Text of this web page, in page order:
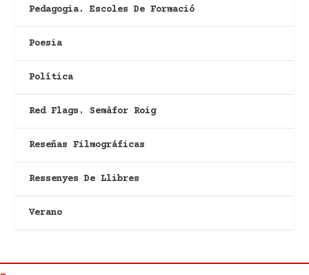
Pedagogia. Escoles De Formació
Poesia
Política
Red Flags. Semàfor Roig
Reseñas Filmográficas
Ressenyes De Llibres
Verano